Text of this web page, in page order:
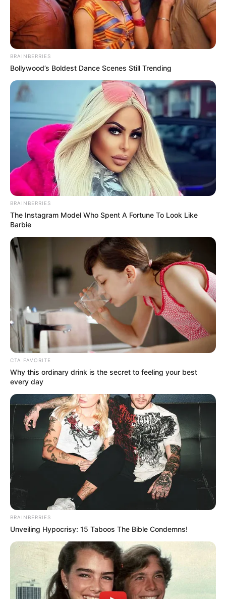
BRAINBERRIES
Bollywood’s Boldest Dance Scenes Still Trending
BRAINBERRIES
The Instagram Model Who Spent A Fortune To Look Like
Barbie
CTA FAVORITE
Why this ordinary drink is the secret to feeling your best
every day
BRAINBERRIES
Unveiling Hypocrisy: 15 Taboos The Bible Condemns!